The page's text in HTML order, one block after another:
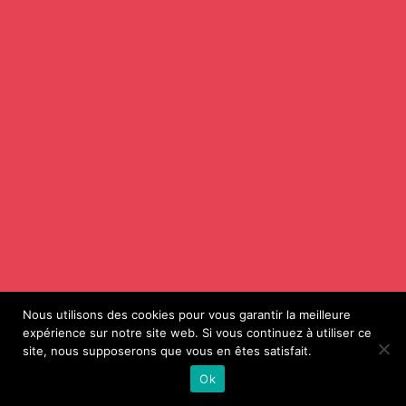
Nous utilisons des cookies pour vous garantir la meilleure
expérience sur notre site web. Si vous continuez à utiliser ce
site, nous supposerons que vous en êtes satisfait.
Ok